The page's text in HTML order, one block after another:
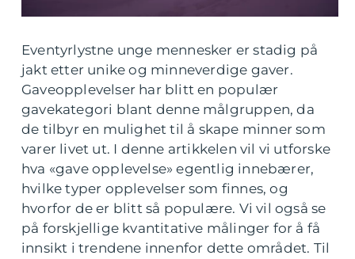
Eventyrlystne unge mennesker er stadig på
jakt etter unike og minneverdige gaver.
Gaveopplevelser har blitt en populær
gavekategori blant denne målgruppen, da
de tilbyr en mulighet til å skape minner som
varer livet ut. I denne artikkelen vil vi utforske
hva «gave opplevelse» egentlig innebærer,
hvilke typer opplevelser som finnes, og
hvorfor de er blitt så populære. Vi vil også se
på forskjellige kvantitative målinger for å få
innsikt i trendene innenfor dette området. Til